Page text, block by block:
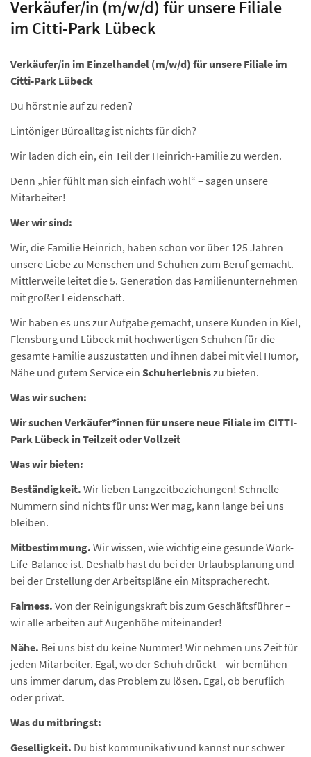
Verkäufer/in (m/w/d) für unsere Filiale
im Citti-Park Lübeck
Verkäufer/in im Einzelhandel (m/w/d) für unsere Filiale im
Citti-Park Lübeck
Du hörst nie auf zu reden?
Eintöniger Büroalltag ist nichts für dich?
Wir laden dich ein, ein Teil der Heinrich-Familie zu werden.
Denn „hier fühlt man sich einfach wohl“ – sagen unsere
Mitarbeiter!
Wer wir sind:
Wir, die Familie Heinrich, haben schon vor über 125 Jahren
unsere Liebe zu Menschen und Schuhen zum Beruf gemacht.
Mittlerweile leitet die 5. Generation das Familienunternehmen
mit großer Leidenschaft.
Wir haben es uns zur Aufgabe gemacht, unsere Kunden in Kiel,
Flensburg und Lübeck mit hochwertigen Schuhen für die
gesamte Familie auszustatten und ihnen dabei mit viel Humor,
Nähe und gutem Service ein Schuherlebniszu bieten.
Was wir suchen:
Wir suchen Verkäufer*innen für unsere neue Filiale im CITTI-
Park Lübeck in Teilzeit oder Vollzeit
Was wir bieten:
Beständigkeit. Wir lieben Langzeitbeziehungen! Schnelle
Nummern sind nichts für uns: Wer mag, kann lange bei uns
bleiben.
Mitbestimmung. Wir wissen, wie wichtig eine gesunde Work-
Life-Balance ist. Deshalb hast du bei der Urlaubsplanung und
bei der Erstellung der Arbeitspläne ein Mitspracherecht.
Fairness. Von der Reinigungskraft bis zum Geschäftsführer –
wir alle arbeiten auf Augenhöhe miteinander!
Nähe. Bei uns bist du keine Nummer! Wir nehmen uns Zeit für
jeden Mitarbeiter. Egal, wo der Schuh drückt – wir bemühen
uns immer darum, das Problem zu lösen. Egal, ob beruflich
oder privat.
Was du mitbringst:
Geselligkeit. Du bist kommunikativ und kannst nur schwer